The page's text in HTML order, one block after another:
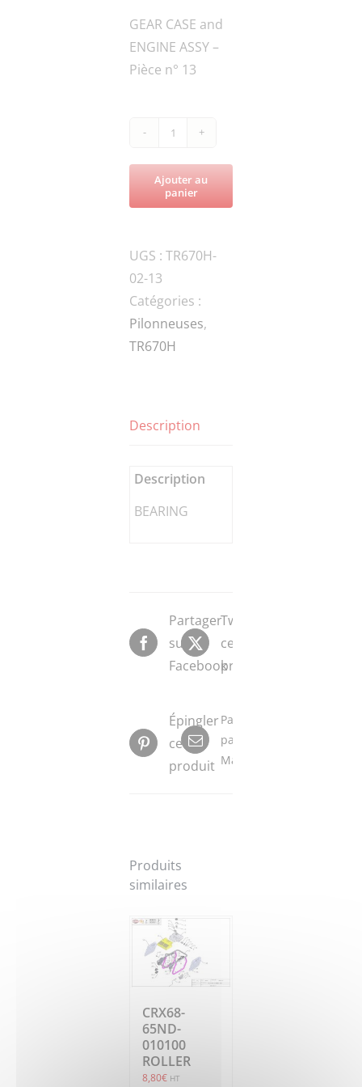
GEAR CASE and
ENGINE ASSY –
Pièce n° 13
quantité
de
TR670H-
W01-
J
Ajouter au
panier
UGS : TR670H-
02-13
Catégories :
Pilonneuses,
TR670H
Description
Description
BEARING
Partager
sur
Facebook
Tweeter
ce
produit
Épingler
ce
produit
Partager
par
Mail
Produits
similaires
CRX68-
65ND-
010100
ROLLER
8,80€ HT